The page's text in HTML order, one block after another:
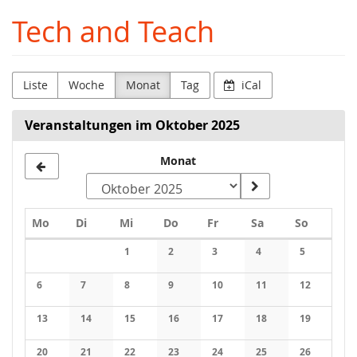
Haupt-
Inhalt
Tech and Teach
Liste Woche Monat Tag iCal
Veranstaltungen im Oktober 2025
Monat
Mo Montag
DiDienstag
MiMittwoch
Do Donnerstag
FrFreitagSaSamstag
So
1
Keine Veranstaltungen
2
Keine Veranstaltungen
3
Keine Veranstaltungen
4
Keine
5
Keine
6
Keine Veranstaltungen
7
Keine Veranstaltungen
8
Keine Veranstaltungen
9
Keine Veranstaltungen
10
Keine Veranstaltungen
11
Keine
12
Keine
13
Keine Veranstaltungen
14
Keine Veranstaltungen
15
Keine Veranstaltungen
16
Keine Veranstaltungen
17
Keine Veranstaltungen
18
Keine
19
Keine
20 21 22 23 24 25 26